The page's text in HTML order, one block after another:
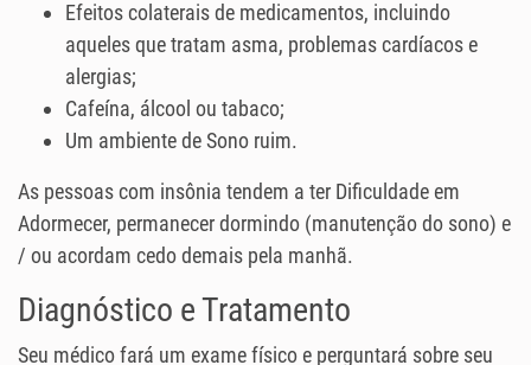
Efeitos colaterais de medicamentos, incluindo
aqueles que tratam asma, problemas cardíacos e
alergias;
Cafeína, álcool ou tabaco;
Um ambiente de Sono ruim.
As pessoas com insônia tendem a ter Dificuldade em
Adormecer, permanecer dormindo (manutenção do sono) e
/ ou acordam cedo demais pela manhã.
Diagnóstico e Tratamento
Seu médico fará um exame físico e perguntará sobre seu